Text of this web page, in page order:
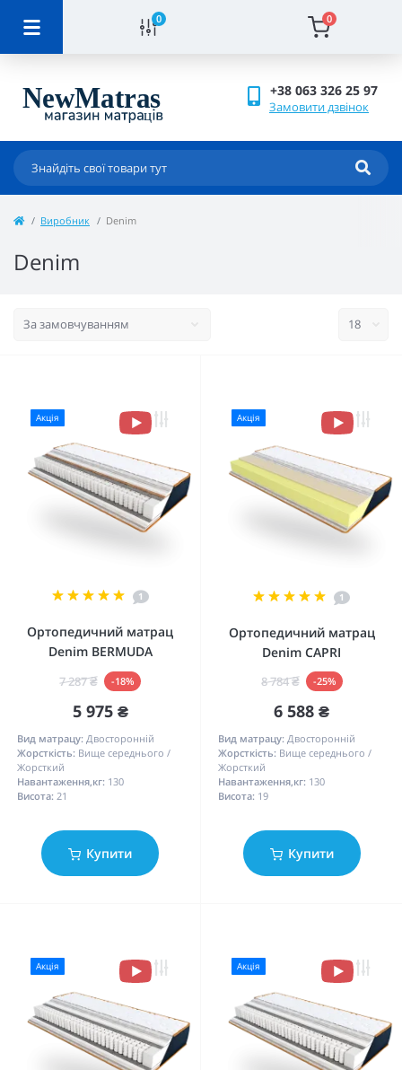
0 0
+38 063 326 25 97
Замовити дзвінок
Виробник Denim
Denim
Акція
1
Ортопедичний матрац
Denim BERMUDA
7 287 ₴ -18%
5 975 ₴
Вид матрацу: Двосторонній
Жорсткість: Вище середнього /
Жорсткий
Навантаження,кг: 130
Висота: 21
Купити
Акція
1
Ортопедичний матрац
Denim CAPRI
8 784 ₴ -25%
6 588 ₴
Вид матрацу: Двосторонній
Жорсткість: Вище середнього /
Жорсткий
Навантаження,кг: 130
Висота: 19
Купити
Акція Акція